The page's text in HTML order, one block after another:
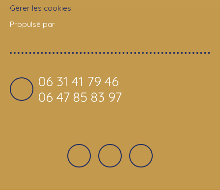
Gérer les cookies
Propulsé par
06 31 41 79 46
06 47 85 83 97